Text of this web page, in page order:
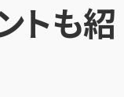
トも紹